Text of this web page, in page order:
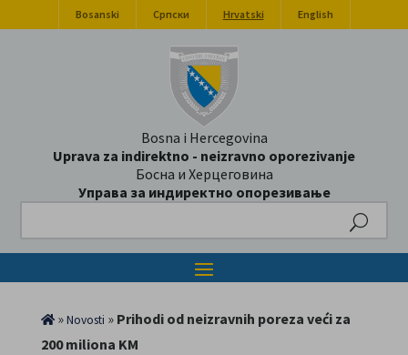
Bosanski Српски Hrvatski English
Bosna i Hercegovina
Uprava za indirektno - neizravno oporezivanje
Босна и Херцеговина
Управа за индиректно опорезивање
»Novosti » Prihodi od neizravnih poreza veći za
200 miliona KM